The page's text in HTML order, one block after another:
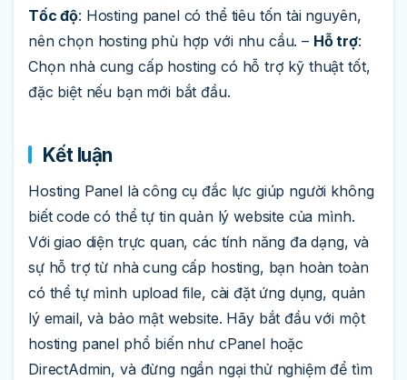
Tốc độ: Hosting panel có thể tiêu tốn tài nguyên,
nên chọn hosting phù hợp với nhu cầu. – Hỗ trợ:
Chọn nhà cung cấp hosting có hỗ trợ kỹ thuật tốt,
đặc biệt nếu bạn mới bắt đầu.
Kết luận
Hosting Panel là công cụ đắc lực giúp người không
biết code có thể tự tin quản lý website của mình.
Với giao diện trực quan, các tính năng đa dạng, và
sự hỗ trợ từ nhà cung cấp hosting, bạn hoàn toàn
có thể tự mình upload file, cài đặt ứng dụng, quản
lý email, và bảo mật website. Hãy bắt đầu với một
hosting panel phổ biến như cPanel hoặc
DirectAdmin, và đừng ngần ngại thử nghiệm để tìm